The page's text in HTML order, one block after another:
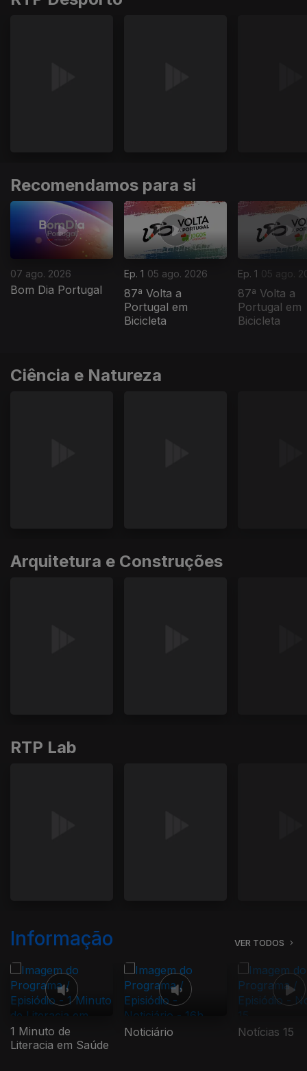
Recomendamos para si
07 ago. 2026
Bom Dia Portugal
Ep. 1 05 ago. 2026
87ª Volta a
Portugal em
Bicicleta
Ep. 1 05 ago.
87ª Volta a
Portugal em
Bicicleta
Ciência e Natureza
Arquitetura e Construções
RTP Lab
Informação VER TODOS
1 Minuto de
Literacia em Saúde
Noticiário Notícias 15